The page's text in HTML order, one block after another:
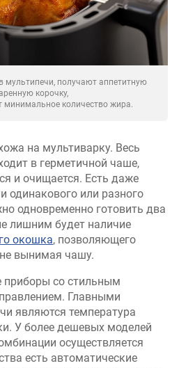
мультипечи, получают аппетитную
корочку,
минимальное количество жира.
на мультиварку. Весь
в герметичной чаше,
и очищается. Есть даже
или разного
одновременно готовить два
лишним будет наличие
окошка, позволяющего
вынимая чашу.
приборы со стильным
Главными
являются температура
У более дешевых моделей
осуществляется
есть автоматические